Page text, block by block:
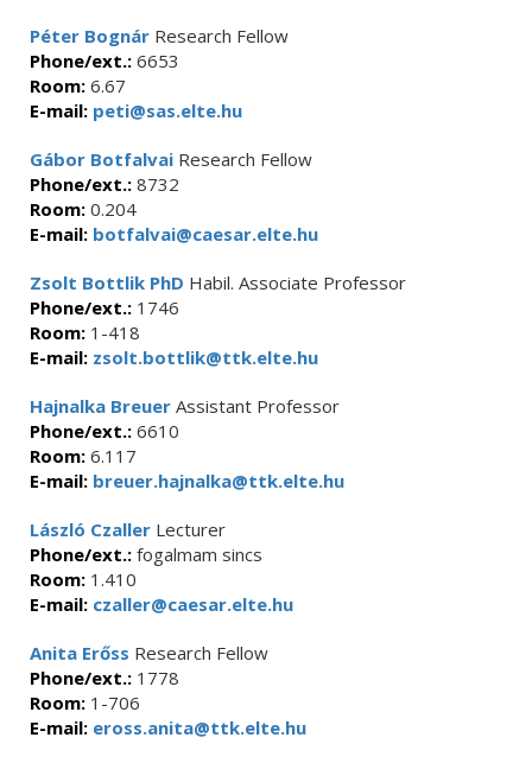
Péter Bognár Research Fellow
Phone/ext.: 6653
Room: 6.67
E-mail: peti@sas.elte.hu
Gábor Botfalvai Research Fellow
Phone/ext.: 8732
Room: 0.204
E-mail: botfalvai@caesar.elte.hu
Zsolt Bottlik PhD Habil. Associate Professor
Phone/ext.: 1746
Room: 1-418
E-mail: zsolt.bottlik@ttk.elte.hu
Hajnalka Breuer Assistant Professor
Phone/ext.: 6610
Room: 6.117
E-mail: breuer.hajnalka@ttk.elte.hu
László Czaller Lecturer
Phone/ext.: fogalmam sincs
Room: 1.410
E-mail: czaller@caesar.elte.hu
Anita Erőss Research Fellow
Phone/ext.: 1778
Room: 1-706
E-mail: eross.anita@ttk.elte.hu